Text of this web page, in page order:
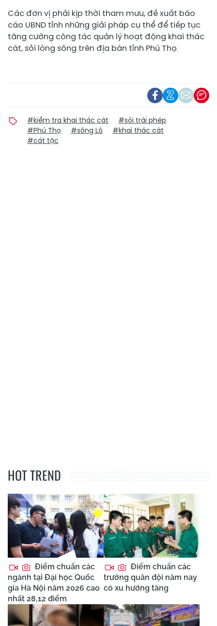
Các đơn vị phải kịp thời tham mưu, đề xuất báo
cáo UBND tỉnh những giải pháp cụ thể để tiếp tục
tăng cường công tác quản lý hoạt động khai thác
cát, sỏi lòng sông trên địa bàn tỉnh Phú Thọ.
#kiểm tra khai thác cát
#sỏi trái phép
#Phú Thọ
#sông Lô
#khai thác cát
#cát tặc
HOT TREND
Điểm chuẩn các
ngành tại Đại học Quốc
gia Hà Nội năm 2026 cao
nhất 28,12 điểm
Điểm chuẩn các
trường quân đội năm nay
có xu hướng tăng